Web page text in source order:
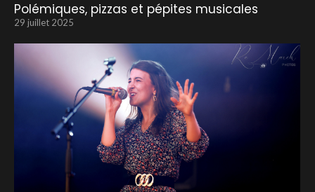
Polémiques, pizzas et pépites musicales
29 juillet 2025